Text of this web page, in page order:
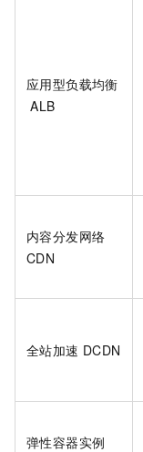
应用型负载均衡
ALB
内容分发网络
CDN
全站加速 DCDN
弹性容器实例